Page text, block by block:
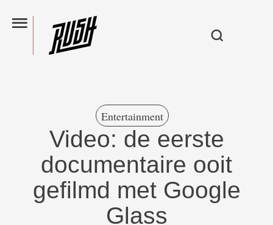
Entertainment
Video: de eerste
documentaire ooit
gefilmd met Google
Glass